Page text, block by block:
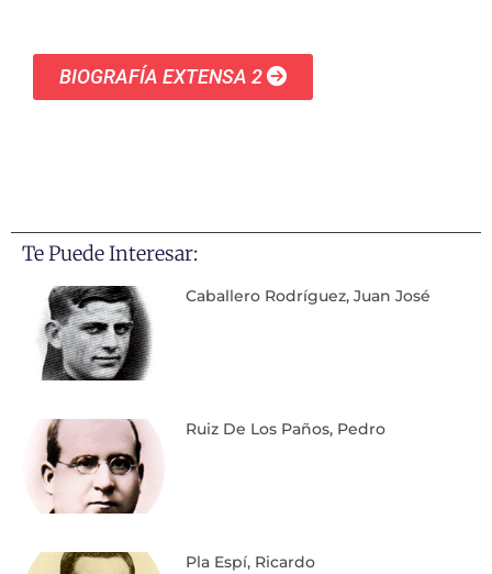
BIOGRAFÍA EXTENSA 2
Te Puede Interesar:
Caballero Rodríguez, Juan José
Ruiz De Los Paños, Pedro
Pla Espí, Ricardo